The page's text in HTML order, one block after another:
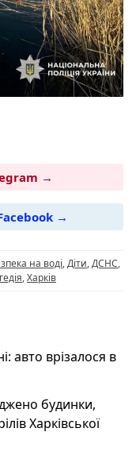
→
→
на воді,Діти,ДСНС,
,Харків
авто врізалося в
будинки,
Харківської